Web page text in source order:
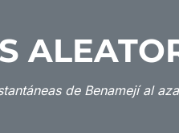
de Benamejí al